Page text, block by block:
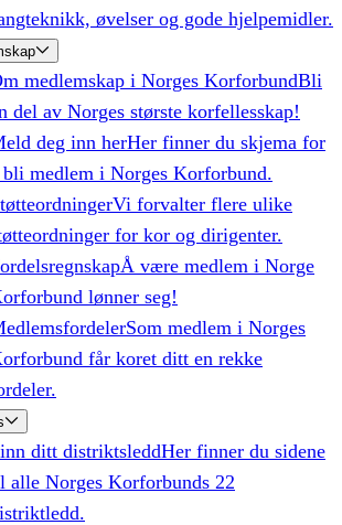
øvelser og gode hjelpemidler.
medlemskap i Norges KorforbundBli
del av Norges største korfellesskap!
deg inn herHer finner du skjema for
bli medlem i Norges Korforbund.
Vi forvalter flere ulike
for kor og dirigenter.
Å være medlem i Norge
lønner seg!
Som medlem i Norges
får koret ditt en rekke
ditt distriktsleddHer finner du sidene
alle Norges Korforbunds 22